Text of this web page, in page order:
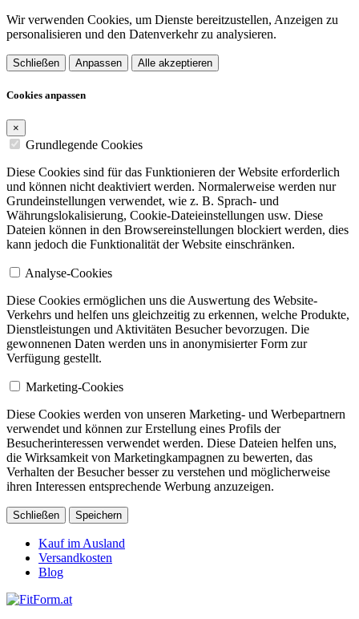
Wir verwenden Cookies, um Dienste bereitzustellen, Anzeigen zu
personalisieren und den Datenverkehr zu analysieren.
Schließen Anpassen Alle akzeptieren
Cookies anpassen
×
Grundlegende Cookies
Diese Cookies sind für das Funktionieren der Website erforderlich
und können nicht deaktiviert werden. Normalerweise werden nur
Grundeinstellungen verwendet, wie z. B. Sprach- und
Währungslokalisierung, Cookie-Dateieinstellungen usw. Diese
Dateien können in den Browsereinstellungen blockiert werden, dies
kann jedoch die Funktionalität der Website einschränken.
Analyse-Cookies
Diese Cookies ermöglichen uns die Auswertung des Website-
Verkehrs und helfen uns gleichzeitig zu erkennen, welche Produkte,
Dienstleistungen und Aktivitäten Besucher bevorzugen. Die
gewonnenen Daten werden uns in anonymisierter Form zur
Verfügung gestellt.
Marketing-Cookies
Diese Cookies werden von unseren Marketing- und Werbepartnern
verwendet und können zur Erstellung eines Profils der
Besucherinteressen verwendet werden. Diese Dateien helfen uns,
die Wirksamkeit von Marketingkampagnen zu bewerten, das
Verhalten der Besucher besser zu verstehen und möglicherweise
ihren Interessen entsprechende Werbung anzuzeigen.
Schließen Speichern
Kauf im Ausland
Versandkosten
Blog